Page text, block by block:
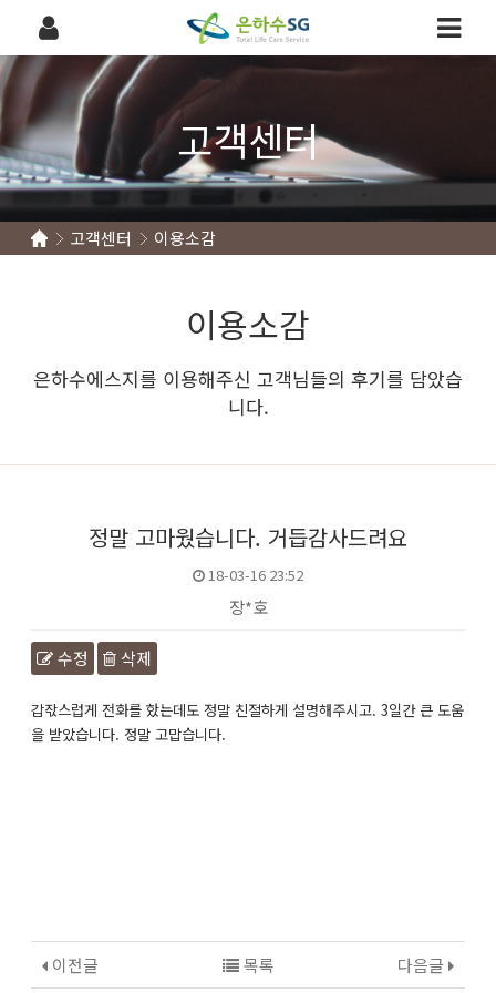
고객센터
고객센터 이용소감
이용소감
은하수에스지를 이용해주신 고객님들의 후기를 담았습
니다.
정말 고마웠습니다. 거듭감사드려요
18-03-16 23:52
장*호
수정 삭제
본문
갑잓스럽게 전화를 핬는데도 정말 친절하게 설명해주시고. 3일간 큰 도움
을 받았습니다. 정말 고맙습니다.
이전글 다음글
목록